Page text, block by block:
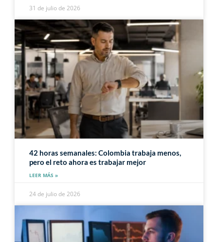
31 de julio de 2026
42 horas semanales: Colombia trabaja menos,
pero el reto ahora es trabajar mejor
LEER MÁS »
24 de julio de 2026